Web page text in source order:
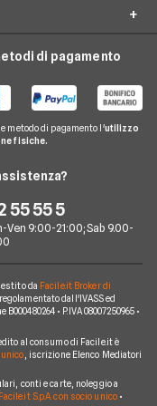
di pagamento
metodo di pagamento l'utilizzo
fisiche.
55 55 5
Ven 9:00-21:00; Sab 9.00-
da Facile.it Broker di
dall'IVASS ed
• P.IVA 08007250965 •
al consumo di Facile.it è
unico , iscrizione Elenco Mediatori
conti e carte, noleggio a
Facile.it S.p.A. con socio unico•